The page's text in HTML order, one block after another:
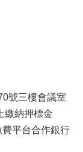
號三樓會議室
繳納押標金
平台合作銀行